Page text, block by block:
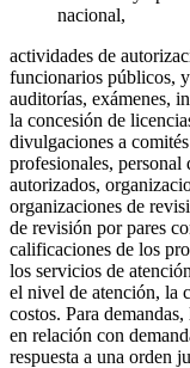
nacional,
actividades de
funcionarios públicos,
auditorías, exámenes,
la concesión de
divulgaciones a
profesionales, personal
autorizados,
organizaciones de
de revisión por pares
calificaciones de los
los servicios de
el nivel de atención, la
costos. Para
en relación con
respuesta a una orden